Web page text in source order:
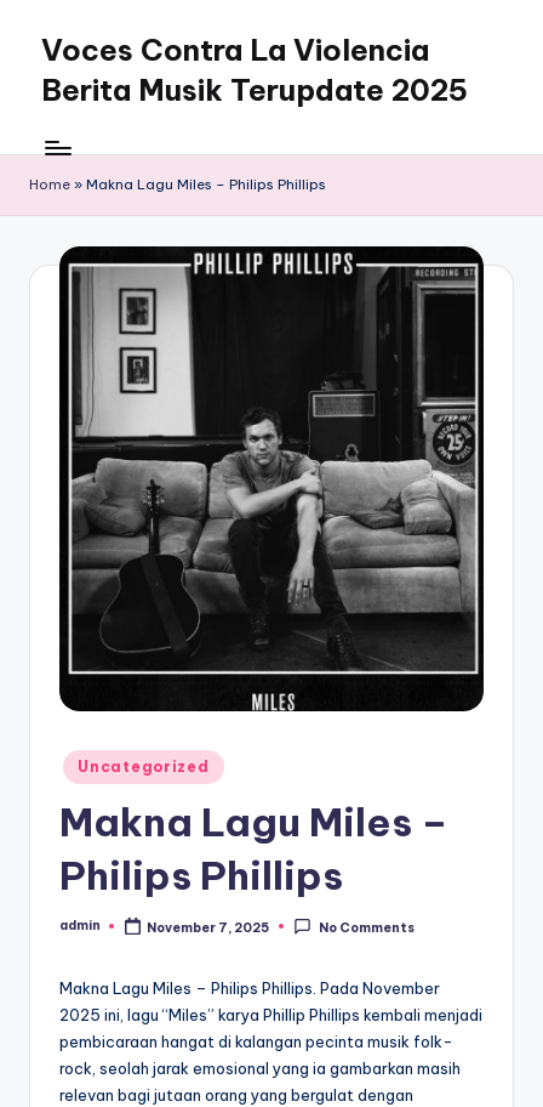
content
Voces Contra La Violencia
Berita Musik Terupdate 2025
Home » Makna Lagu Miles – Philips Phillips
Posted
in
Uncategorized
Makna Lagu Miles –
Philips Phillips
Posted
admin November 7, 2025 No Comments
Makna Lagu Miles – Philips Phillips. Pada November
2025 ini, lagu “Miles” karya Phillip Phillips kembali menjadi
pembicaraan hangat di kalangan pecinta musik folk-
rock, seolah jarak emosional yang ia gambarkan masih
relevan bagi jutaan orang yang bergulat dengan